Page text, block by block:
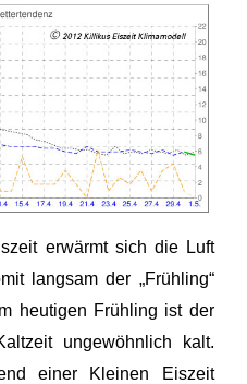
erwärmt sich die Luft
langsam der „Frühling“
heutigen Frühling ist der
ungewöhnlich kalt.
einer Kleinen Eiszeit